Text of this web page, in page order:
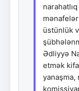
üstünlük
Ədliyyə
etmək